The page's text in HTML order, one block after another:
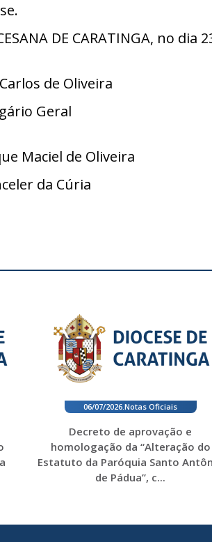
DE CARATINGA, no dia
de Oliveira
Geral
Maciel de Oliveira
da Cúria
06/07/2026.Notas Oficiais
Decreto de aprovação e
homologação da “Alteração do
Estatuto da Paróquia Santo
de Pádua”, c...